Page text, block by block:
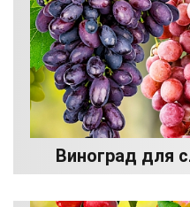
Виноград для